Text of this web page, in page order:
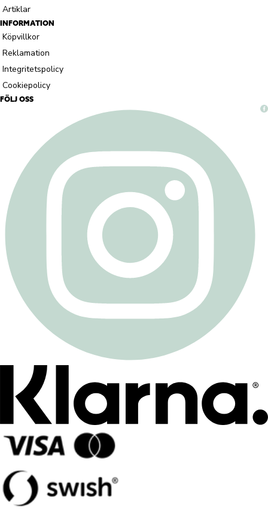
Artiklar
INFORMATION
Köpvillkor
Reklamation
Integritetspolicy
Cookiepolicy
FÖLJ OSS